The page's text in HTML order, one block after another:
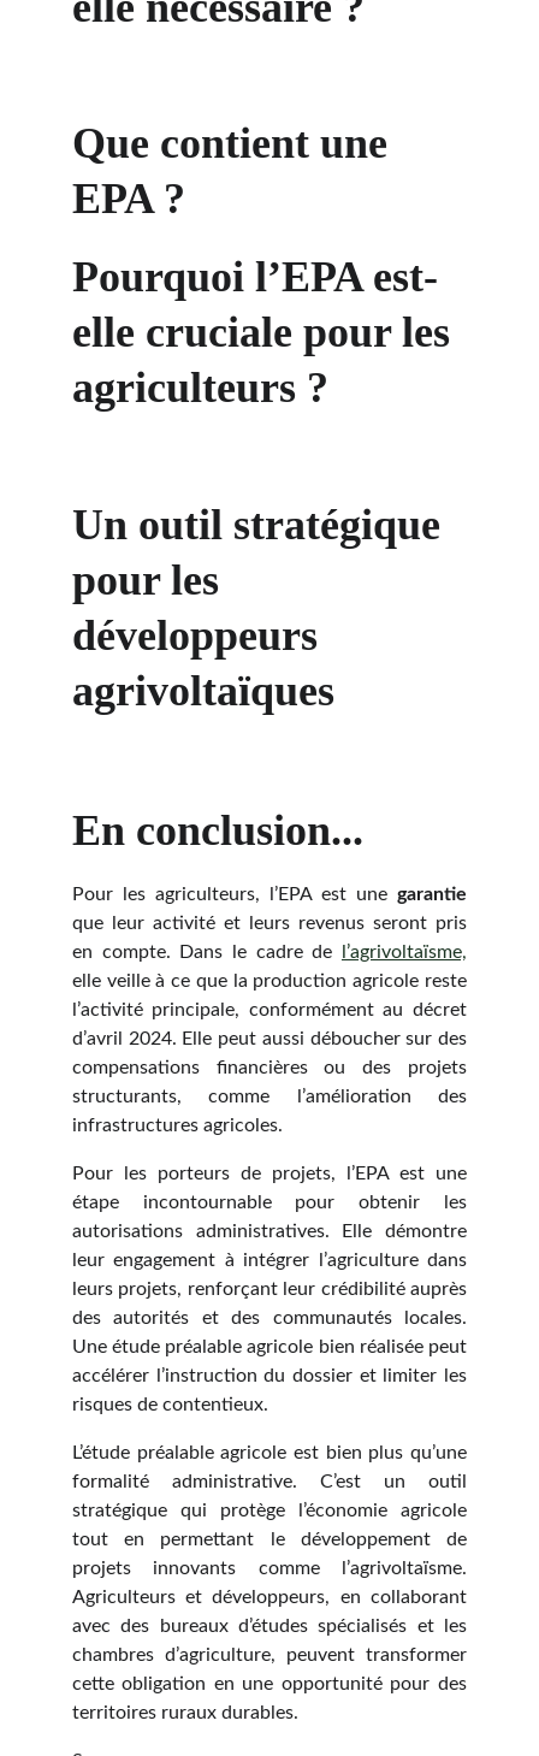
Que contient une
EPA ?
Pourquoi l’EPA est-
elle cruciale pour les
agriculteurs ?
Pour les agriculteurs, l’EPA est une garantie
que leur activité et leurs revenus seront pris
en compte. Dans le cadre de
l’agrivoltaïsme,
elle veille à ce que la production agricole reste
l’activité principale, conformément au décret
d’avril 2024. Elle peut aussi déboucher sur des
compensations financières ou des projets
structurants, comme l’amélioration des
infrastructures agricoles.
Un outil stratégique
pour les
développeurs
agrivoltaïques
Pour les porteurs de projets, l’EPA est une
étape incontournable pour obtenir les
autorisations administratives. Elle démontre
leur engagement à intégrer l’agriculture dans
leurs projets, renforçant leur crédibilité auprès
des autorités et des communautés locales.
Une étude préalable agricole bien réalisée peut
accélérer l’instruction du dossier et limiter les
risques de contentieux.
En conclusion...
L’étude préalable agricole est bien plus qu’une
formalité administrative. C’est un outil
stratégique qui protège l’économie agricole
tout en permettant le développement de
projets innovants comme l’agrivoltaïsme.
Agriculteurs et développeurs, en collaborant
avec des bureaux d’études spécialisés et les
chambres d’agriculture, peuvent transformer
cette obligation en une opportunité pour des
territoires ruraux durables.